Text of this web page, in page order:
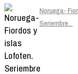
Noruega-
Seriembre...